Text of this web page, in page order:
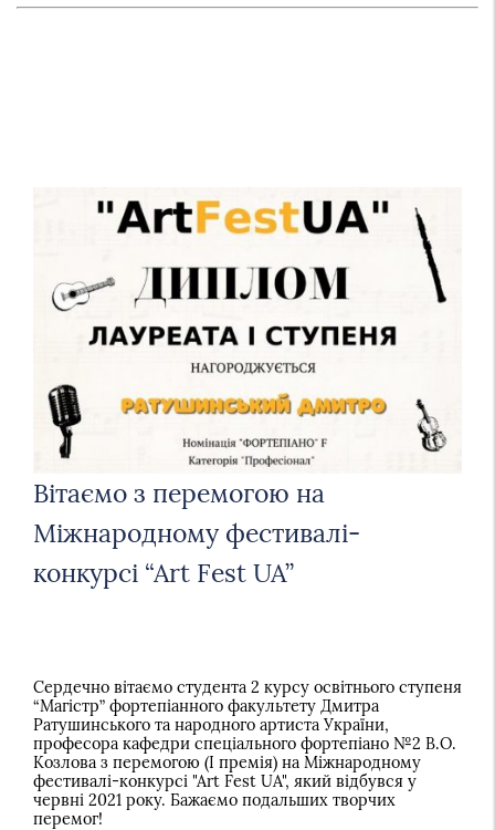
Вітаємо з перемогою на
Міжнародному фестивалі-
конкурсі “Аrt Fest UA”
Сердечно вітаємо студента 2 курсу освітнього ступеня
“Магістр” фортепіанного факультету Дмитра
Ратушинського та народного артиста України,
професора кафедри спеціального фортепіано №2 В.О.
Козлова з перемогою (І премія) на Міжнародному
фестивалі-конкурсі "Аrt Fest UA", який відбувся у
червні 2021 року. Бажаємо подальших творчих
перемог!